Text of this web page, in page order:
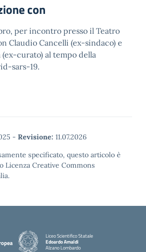
con
per incontro presso il Teatro
Claudio Cancelli (ex-sindaco) e
curato) al tempo della
sars-19.
- Revisione: 11.07.2026
specificato, questo articolo è
Licenza Creative Commons
Liceo Scientifico Statale
Edoardo Amaldi
Alzano Lombardo